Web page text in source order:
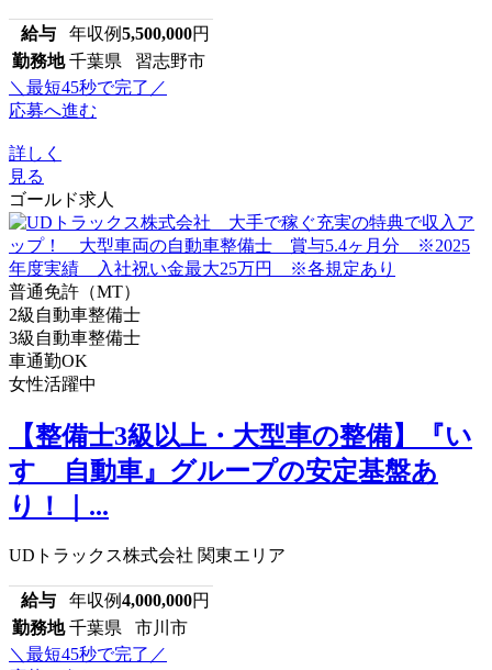
給与 年収例5,500,000円
勤務地 千葉県 習志野市
＼最短45秒で完了／
応募へ進む
詳しく
見る
ゴールド求人
普通免許（MT）
2級自動車整備士
3級自動車整備士
車通勤OK
女性活躍中
【整備士3級以上・大型車の整備】『い
すゞ自動車』グループの安定基盤あ
り！｜...
UDトラックス株式会社 関東エリア
給与 年収例4,000,000円
勤務地 千葉県 市川市
＼最短45秒で完了／